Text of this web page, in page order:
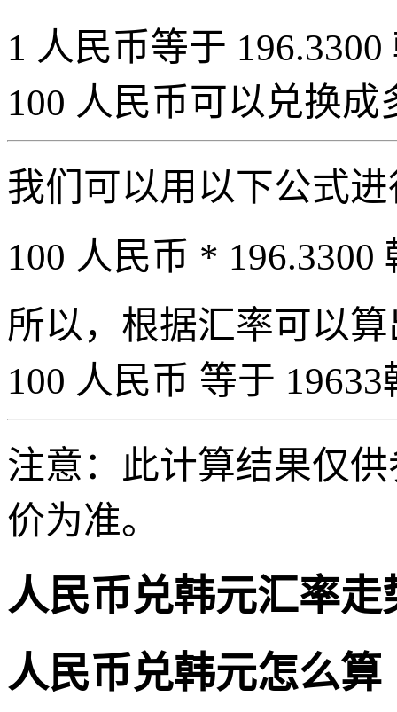
1 人民币等于
100 人民币可以兑换成
我们可以用以下公式
100 人民币 * 196.3300
所以，根据汇率可以
100 人民币 等于
注意：此计算结果仅
价为准。
人民币兑韩元汇率走
人民币兑韩元怎么算